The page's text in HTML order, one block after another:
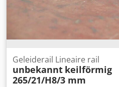
Geleiderail Lineaire rail
unbekannt keilförmig
265/21/H8/3 mm